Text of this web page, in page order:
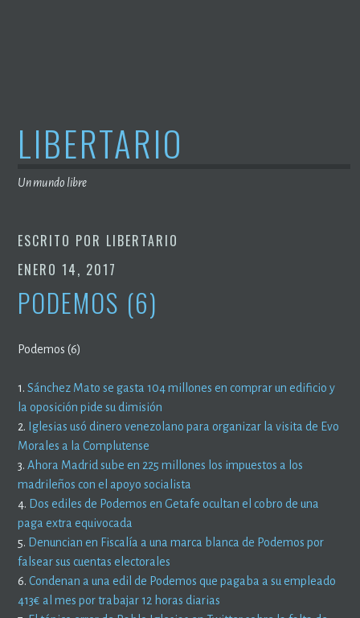
LIBERTARIO
Un mundo libre
ESCRITO POR LIBERTARIO
ENERO 14, 2017
PODEMOS (6)
Podemos (6)
1.Sánchez Mato se gasta 104 millones en comprar un edificio y
la oposición pide su dimisión
2. Iglesias usó dinero venezolano para organizar la visita de Evo
Morales a la Complutense
3.Ahora Madrid sube en 225 millones los impuestos a los
madrileños con el apoyo socialista
4. Dos ediles de Podemos en Getafe ocultan el cobro de una
paga extra equivocada
5. Denuncian en Fiscalía a una marca blanca de Podemos por
falsear sus cuentas electorales
6.Condenan a una edil de Podemos que pagaba a su empleado
413€ al mes por trabajar 12 horas diarias